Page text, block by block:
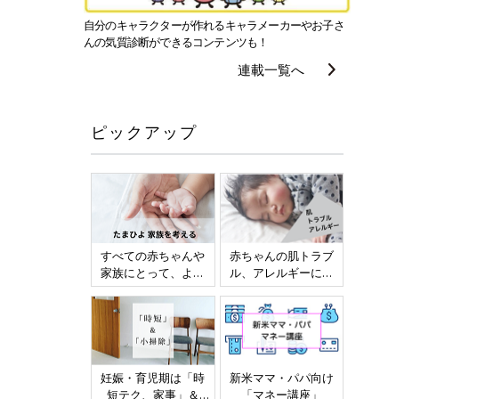
自分のキャラクターが作れるキャラメーカーやお子さ
んの気質診断ができるコンテンツも！
連載一覧へ
ピックアップ
すべての赤ちゃんや
家族にとって、より
よい社会・環境とな
ることをめざしてさ
まざまな課題を取材
し、発信していきま
す
赤ちゃんの肌トラブ
ル、アレルギーにつ
いて
妊娠・育児期は「時
短テク、家事」＆
新米ママ・パパ向け
「マネー講座」